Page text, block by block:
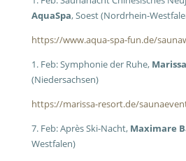
AquaSpa, Soest (Nordrhein-
https://www.aqua-spa-fun.de/
1. Feb: Symphonie der Ruhe,
(Niedersachsen)
https://marissa-resort.de/
7. Feb: Après Ski-Nacht, Maximare
Westfalen)